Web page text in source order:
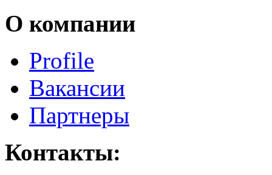
О компании
Profile
Вакансии
Партнеры
Контакты: